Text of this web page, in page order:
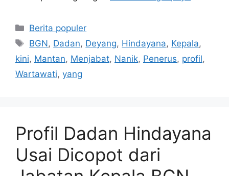
Kategori
Berita populer
Tag
BGN, Dadan, Deyang, Hindayana, Kepala,
kini, Mantan, Menjabat, Nanik, Penerus, profil,
Wartawati, yang
Profil Dadan Hindayana
Usai Dicopot dari